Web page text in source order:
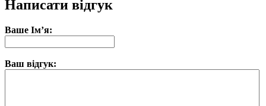
Написати відгук
Ваше Ім’я:
Ваш відгук: